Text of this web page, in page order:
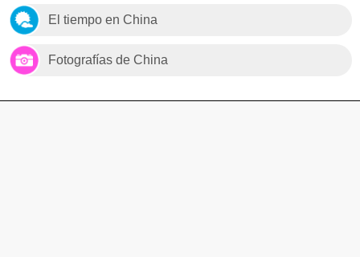
El tiempo en China
Fotografías de China